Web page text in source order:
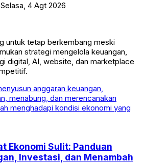
4 Agt 2026
untuk tetap berkembang meski
strategi mengelola keuangan,
digital, AI, website, dan marketplace
Ekonomi Sulit: Panduan
Investasi, dan Menambah